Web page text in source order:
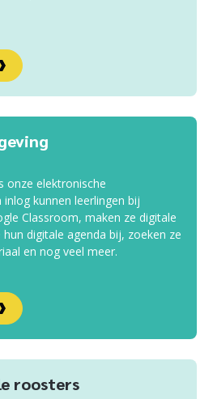
onze elektronische
kunnen leerlingen bij
Classroom, maken ze digitale
digitale agenda bij, zoeken ze
en nog veel meer.
roosters